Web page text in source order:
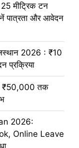
मीट्रिक टन
पात्रता और आवेदन
2026 : ₹10
प्रक्रिया
₹50,000 तक
2026:
Online Leave